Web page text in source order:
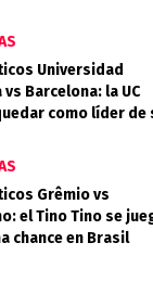
Universidad
vs Barcelona: la UC
como líder de
Grêmio vs
el Tino Tino se
chance en Brasil